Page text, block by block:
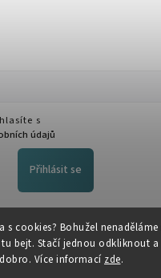
s cookies? Bohužel
bejt. Stačí jednou odkliknout a
Více informací zde.
s
údajů
Přihlásit se